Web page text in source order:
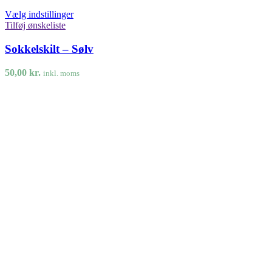
Vælg indstillinger
Tilføj ønskeliste
Sokkelskilt – Sølv
50,00 kr. inkl. moms